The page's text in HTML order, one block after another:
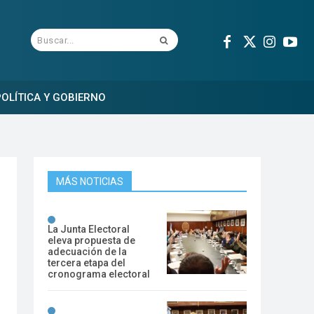
Buscar...
Y GOBIERNO
MÁS NOTICIAS
La Junta Electoral
eleva propuesta de
adecuación de la
tercera etapa del
cronograma electoral